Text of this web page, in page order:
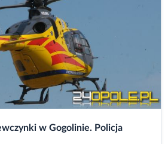
w Gogolinie. Policja